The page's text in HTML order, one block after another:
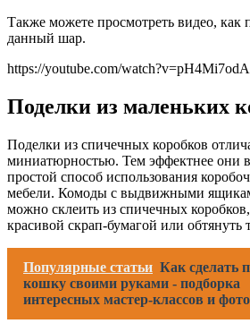
Также можете просмотреть видео, как
данный шар.
https://youtube.com/
Поделки из маленьких
Поделки из спичечных коробков
миниатюрностью. Тем эффектнее они
простой способ использования
мебели. Комоды с выдвижными
можно склеить из спичечных коробков,
красивой скрап-бумагой или обтянуть
Популярные статьи Как сделать
кошку своими руками - подборка
интересных мастер-классов и